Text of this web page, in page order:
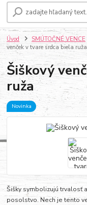
Úvod SMÚTOČNÉ VENCE
venček v tvare srdca biela ruža
Šiškový
ruža
Novinka
Šišky symbolizujú trvalosť
posolstvo. Nech je tento